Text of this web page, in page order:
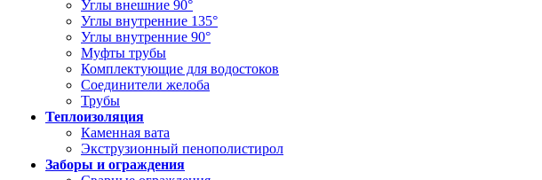
Углы внешние 90°
Углы внутренние 135°
Углы внутренние 90°
Муфты трубы
Комплектующие для водостоков
Соединители желоба
Трубы
Теплоизоляция
Каменная вата
Экструзионный пенополистирол
Заборы и ограждения